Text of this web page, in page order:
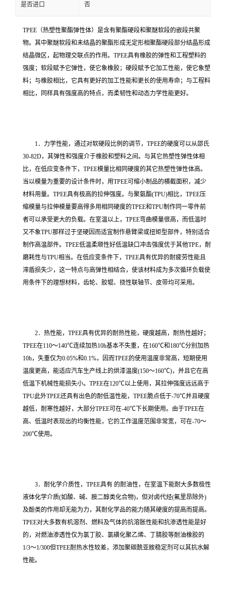
是否进口 否
TPEE（热塑性聚酯弹性体）是含有聚酯硬段和聚醚软段的嵌段共聚
物。其中聚醚软段和未结晶的聚酯形成无定形相聚酯硬段部分结晶形成
结晶微区，起物理交联点的作用。TPEE具有橡胶的弹性和工程塑料的
强度；软段赋予它弹性，使它象橡胶；硬段赋予它加工性能，使它象塑
料；与橡胶相比，它具有更好的加工性能和更长的使用寿命；与工程料
相比，同样具有强度高的特点，而柔韧性和动态力学性能更好。
1．力学性能，通过对软硬段比例的调节，TPEE的硬度可以从邵氏
30-82D，其弹性和强度介于橡胶和塑料之间。与其它热塑性弹性体相
比，在低应变条件下，TPEE模量比相同硬度的其它热塑性弹性体高。
当以模量为重要的设计条件时，用TPEE可缩小制品的横截面积，减少
材料用量。TPEE具有极高的拉伸强度。与聚氨酯(TPU)相比，TPEE压
缩模量与拉伸模量要高得多用相同硬度的TPEE和TPU制作同一零件前
者可以承受更大的负载。在室温以上，TPEE弯曲模量很高，而低温时
又不象TPU那样过于坚硬因而适宜制作悬臂梁或扭矩型部件，特别适合
制作高温部件。TPEE低温柔顺性好低温缺口冲击强度优于其他TPE，耐
磨耗性与TPU相当。在低应变条件下，TPEE具有优异的耐疲劳性能且
滞盾损失少，这一特点与高弹性相结合，使该材料成为多次循环负载使
用条件下的理想材料，齿轮、胶辊、挠性联轴节、皮带均可采用。
2．热性能，TPEE具有优异的耐热性能，硬度越高，耐热性越好；
TPEE在110～140℃连续加热10h基本不失重，在160℃和180℃分别加热
10h，失重仅为0.05%和0.1%，因而TPEE的使用温度非常高，短期使用
温度更高，能适应汽车生产线上的烘漆温度(150～160℃)，并且它在高
低温下机械性能损失小。TPEE在120℃以上使用，其拉伸强度远远高于
TPU此外TPEE还具有出色的耐低温性能，TPEE脆点低于-70℃并且硬度
越低，耐寒性越好，大部分TPEE可在-40℃下长期使用。由于TPEE在
高、低温时表现出的均衡性能，它的工作温度范围非常宽，可在-70～
200℃使用。
3．耐化学介质性，TPEE具有 的耐油性，在室温下能耐大多数极性
液体化学介质(如酸、碱、胺二醇类化合物)，但对卤代烃(氟里昂除外)
及酚类的作用却无能为力，其耐化学品的能力随其硬度的提高而提高。
TPEE对大多数有机溶剂、燃料及气体的抗溶胀性能和抗渗透性能是好
的，对燃油渗透性仅为氯丁胶、氯磺化聚乙烯、丁腈胶等耐油橡胶的
1/3～1/300但TPEE耐热水性较差，添加聚碳酰亚胺稳定剂可以其抗水解
性能。